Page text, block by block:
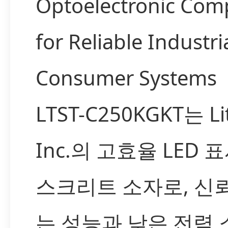
for Reliable
Consumer Systems
LTST-C250KGKT는
Inc.의 고효율 LED
스크리트 소자로, 신
는 성능과 낮은 전력